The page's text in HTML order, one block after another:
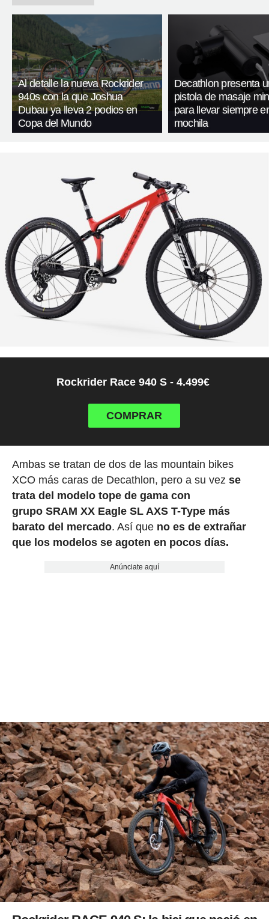
Al detalle la nueva Rockrider
940s con la que Joshua
Dubau ya lleva 2 podios en
Copa del Mundo
Decathlon presenta
pistola de masaje
para llevar siempre
mochila
Rockrider Race 940 S - 4.499€
COMPRAR
Ambas se tratan de dos de las mountain bikes
XCO más caras de Decathlon, pero a su vez se
trata del modelo tope de gama con
grupo SRAM XX Eagle SL AXS T-Type más
barato del mercado. Así que no es de extrañar
que los modelos se agoten en pocos días.
Anúnciate aquí